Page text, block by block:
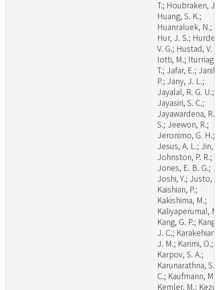
T.; Houbraken, J.;
Huang, S. K.;
Huanraluek, N.;
Hur, J. S.;
V. G.; Hustad, V.
Iotti, M.; Iturriaga,
T.; Jafar, E.; Janik,
P.; Jany, J. L.;
Jayalal, R. G. U.;
Jayasiri, S. C.;
Jayawardena, R.
S.; Jeewon, R.;
Jeronimo, G. H.;
Jesus, A. L.; Jin,
Johnston, P. R.;
Jones, E. B. G.;
Joshi, Y.; Justo,
Kaishian, P.;
Kakishima, M.;
Kaliyaperumal,
Kang, G. P.; Kang,
J. C.; Karakehian,
J. M.; Karimi, O.;
Karpov, S. A.;
Karunarathna, S.
C.; Kaufmann, M.;
Kemler, M.; Kezo,